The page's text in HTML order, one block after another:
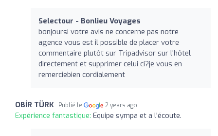
Selectour - Bonlieu Voyages
bonjoursi votre avis ne concerne pas notre
agence vous est il possible de placer votre
commentaire plutôt sur Tripadvisor sur l'hôtel
directement et supprimer celui ci?je vous en
remerciebien cordialement
OBİR TÜRK Publié le 2 years ago
Expérience fantastique: Equipe sympa et a l'écoute.